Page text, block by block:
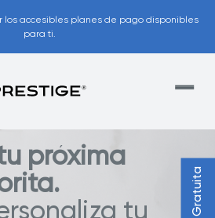
los accesibles planes de pago disponibles
para ti.
próxima
tu